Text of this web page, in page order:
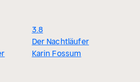
3.8
Der Nachtläufer
Karin Fossum